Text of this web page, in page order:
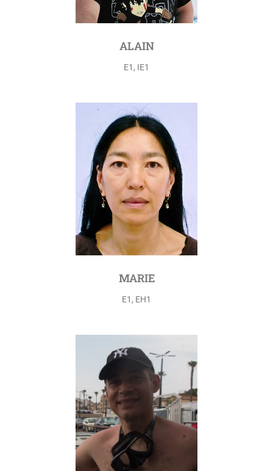
ALAIN
E1, IE1
MARIE
E1, EH1